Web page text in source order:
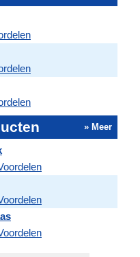
» Meer